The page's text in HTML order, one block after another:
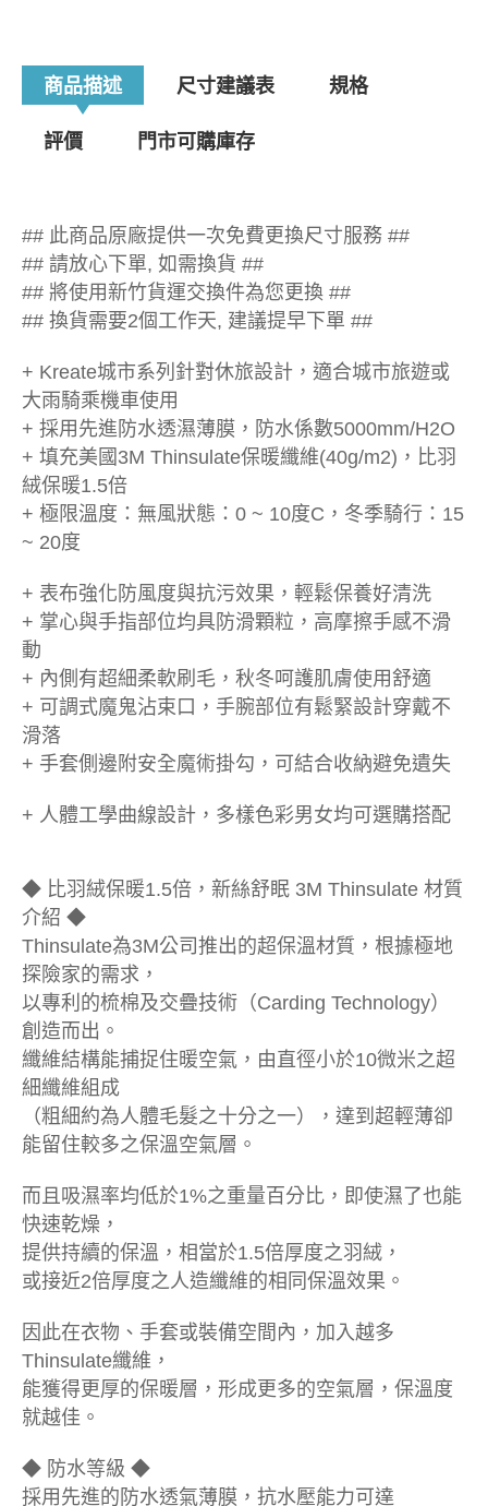
商品描述 尺寸建議表 規格
評價 門市可購庫存
## 此商品原廠提供一次免費更換尺寸服務 ##
## 請放心下單, 如需換貨 ##
## 將使用新竹貨運交換件為您更換 ##
## 換貨需要2個工作天, 建議提早下單 ##
+ Kreate城市系列針對休旅設計，適合城市旅遊或
大雨騎乘機車使用
+ 採用先進防水透濕薄膜，防水係數5000mm/H2O
+ 填充美國3M Thinsulate保暖纖維(40g/m2)，比羽
絨保暖1.5倍
+ 極限溫度：無風狀態：0 ~ 10度C，冬季騎行：15
~ 20度
+ 表布強化防風度與抗污效果，輕鬆保養好清洗
+ 掌心與手指部位均具防滑顆粒，高摩擦手感不滑
動
+ 內側有超細柔軟刷毛，秋冬呵護肌膚使用舒適
+ 可調式魔鬼沾束口，手腕部位有鬆緊設計穿戴不
滑落
+ 手套側邊附安全魔術掛勾，可結合收納避免遺失
+ 人體工學曲線設計，多樣色彩男女均可選購搭配
◆ 比羽絨保暖1.5倍，新絲舒眠 3M Thinsulate 材質
介紹 ◆
Thinsulate為3M公司推出的超保溫材質，根據極地
探險家的需求，
以專利的梳棉及交疊技術（Carding Technology）
創造而出。
纖維結構能捕捉住暖空氣，由直徑小於10微米之超
細纖維組成
（粗細約為人體毛髮之十分之一），達到超輕薄卻
能留住較多之保溫空氣層。
而且吸濕率均低於1%之重量百分比，即使濕了也能
快速乾燥，
提供持續的保溫，相當於1.5倍厚度之羽絨，
或接近2倍厚度之人造纖維的相同保溫效果。
因此在衣物、手套或裝備空間內，加入越多
Thinsulate纖維，
能獲得更厚的保暖層，形成更多的空氣層，保溫度
就越佳。
◆ 防水等級 ◆
採用先進的防水透氣薄膜，抗水壓能力可達